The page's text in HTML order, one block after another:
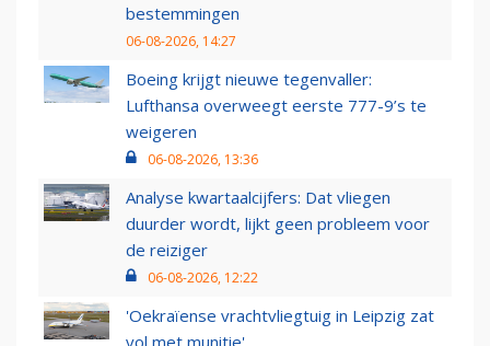
bestemmingen
06-08-2026, 14:27
Boeing krijgt nieuwe tegenvaller:
Lufthansa overweegt eerste 777-9’s te
weigeren
06-08-2026, 13:36
Analyse kwartaalcijfers: Dat vliegen
duurder wordt, lijkt geen probleem voor
de reiziger
06-08-2026, 12:22
'Oekraïense vrachtvliegtuig in Leipzig zat
vol met munitie'